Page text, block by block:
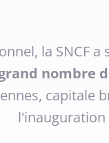
la SNCF
nombre
capitale
l'inauguration